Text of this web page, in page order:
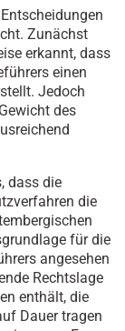
Zunächst
erkannt, dass
einen
Jedoch
des
dass die
die
für die
angesehen
Rechtslage
enthält, die
Dauer tragen